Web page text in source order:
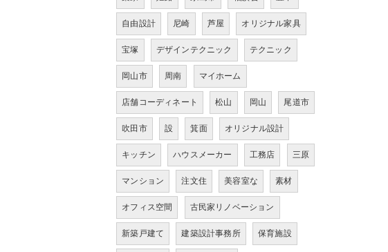
自由設計 尼崎 芦屋 オリジナル家具
宝塚 デザインテクニック テクニック
岡山市 周南 マイホーム
店舗コーディネート 松山 岡山 尾道市
吹田市 設 箕面 オリジナル設計
キッチン ハウスメーカー 工務店 三原
マンション 注文住 美容室な 素材
オフィス空間 古民家リノベーション
新築戸建て 建築設計事務所 保育施設